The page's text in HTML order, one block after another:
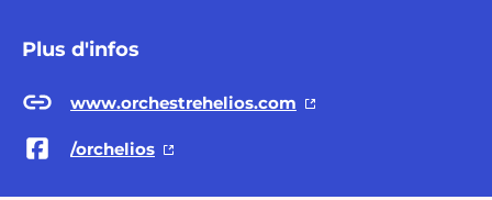
Plus d'infos
www.orchestrehelios.com
/orchelios